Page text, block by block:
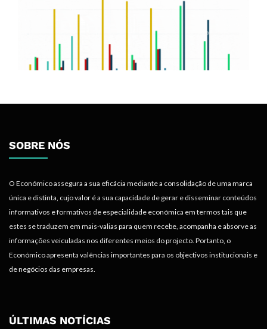
SOBRE NÓS
O Económico assegura a sua eficácia mediante a consolidação de uma marca
única e distinta, cujo valor é a sua capacidade de gerar e disseminar conteúdos
informativos e formativos de especialidade económica em termos tais que
estes se traduzem em mais-valias para quem recebe, acompanha e absorve as
informações veiculadas nos diferentes meios do projecto. Portanto, o
Económico apresenta valências importantes para os objectivos institucionais e
de negócios das empresas.
ÚLTIMAS NOTÍCIAS